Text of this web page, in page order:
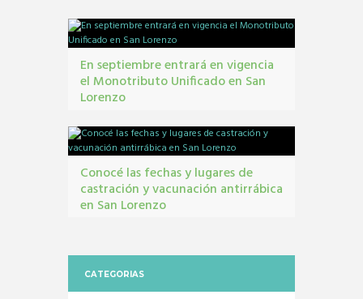
En septiembre entrará en vigencia
el Monotributo Unificado en San
Lorenzo
Unificado
Conocé las fechas y lugares de
castración y vacunación antirrábica
en San Lorenzo
CATEGORIAS